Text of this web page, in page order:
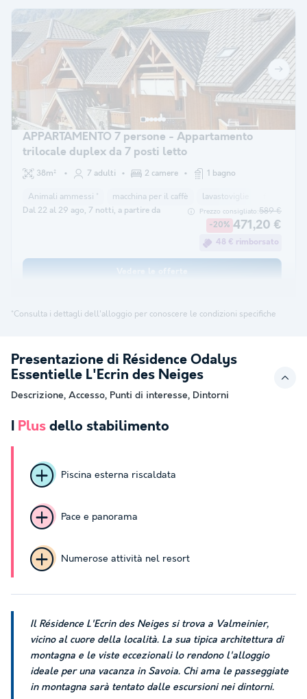
APPARTAMENTO 7 persone - Appartamento
trilocale duplex da 7 posti letto
38m² 7 adulti 2 camere 1 bagno
Animali ammessi * macchina per il caffè lavastoviglie
Dal 22 al 29 ago, 7 notti, a partire da Prezzo consigliato:589 €
-20% 471,20 €
48 € rimborsato
*Consulta i dettagli dell'alloggio per conoscere le condizioni specifiche
Presentazione di Résidence Odalys
Essentielle L'Ecrin des Neiges
Descrizione, Accesso, Punti di interesse, Dintorni
Plus dello stabilimento
Piscina esterna riscaldata
Pace e panorama
Numerose attività nel resort
Il Résidence L'Ecrin des Neiges si trova a Valmeinier,
vicino al cuore della località. La sua tipica architettura di
montagna e le viste eccezionali lo rendono l'alloggio
ideale per una vacanza in Savoia. Chi ama le passeggiate
in montagna sarà tentato dalle escursioni nei dintorni.